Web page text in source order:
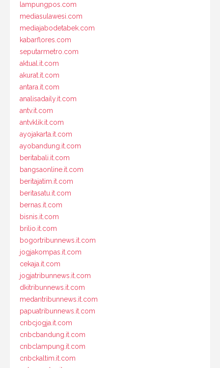
lampungpos.com
mediasulawesi.com
mediajabodetabek.com
kabarflores.com
seputarmetro.com
aktual.it.com
akurat.it.com
antara.it.com
analisadaily.it.com
antv.it.com
antvklik.it.com
ayojakarta.it.com
ayobandung.it.com
beritabali.it.com
bangsaonline.it.com
beritajatim.it.com
beritasatu.it.com
bernas.it.com
bisnis.it.com
brilio.it.com
bogortribunnews.it.com
jogjakompas.it.com
cekaja.it.com
jogjatribunnews.it.com
dkitribunnews.it.com
medantribunnews.it.com
papuatribunnews.it.com
cnbcjogja.it.com
cnbcbandung.it.com
cnbclampung.it.com
cnbckaltim.it.com